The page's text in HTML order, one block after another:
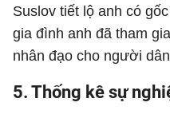
Suslov tiết lộ anh có
gia đình anh đã tham
nhân đạo cho người
5. Thống kê sự